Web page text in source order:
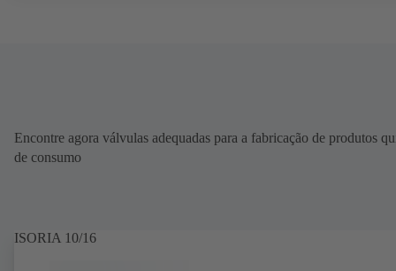
Encontre agora válvulas adequadas para a fabricação de produtos
de consumo
ISORIA 10/16